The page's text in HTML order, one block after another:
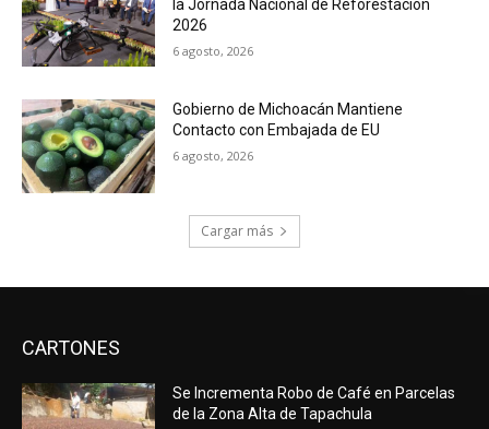
la Jornada Nacional de Reforestación
2026
6 agosto, 2026
Gobierno de Michoacán Mantiene
Contacto con Embajada de EU
6 agosto, 2026
Cargar más
CARTONES
Se Incrementa Robo de Café en Parcelas
de la Zona Alta de Tapachula